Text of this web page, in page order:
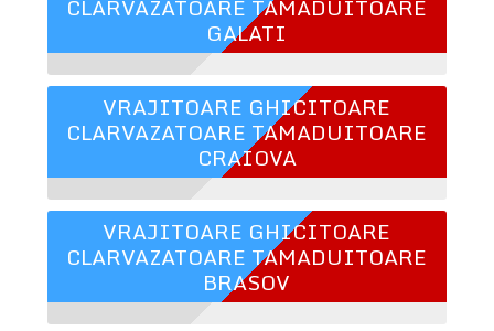
GALATI
VRAJITOARE GHICITOARE
CLARVAZATOARE TAMADUITOARE
CRAIOVA
VRAJITOARE GHICITOARE
CLARVAZATOARE TAMADUITOARE
BRASOV